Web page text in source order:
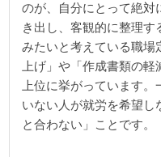
のが、自分にとって絶対
き出し、客観的に整理す
みたいと考えている職場
上げ」や「作成書類の
上位に挙がっています
いない人が就労を希望し
と合わない」ことです。